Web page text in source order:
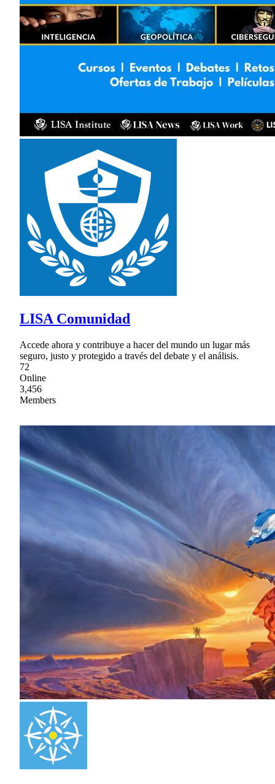
LISA Comunidad
Accede ahora y contribuye a hacer del mundo un lugar más
seguro, justo y protegido a través del debate y el análisis.
72
Online
3,456
Members